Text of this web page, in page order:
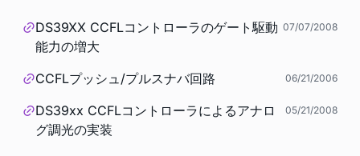
DS39XX CCFLコントローラのゲート駆動
能力の増大
07/07/2008
CCFLプッシュ/プルスナバ回路 06/21/2006
DS39xx CCFLコントローラによるアナロ
グ調光の実装
05/21/2008